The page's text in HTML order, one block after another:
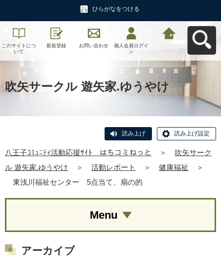
ひらがなをつける
このサイトにつ
いて
新規登録 お問い合わせ
個人会員ログイ
ン
吹矢サークル 遊矢家.ゆうやけ
読み上げ 読み上げ設定
八王子ｺﾐｭﾆﾃｨ活動応援ｻｲﾄ はちコミねっと ＞
吹矢サーク
ル 遊矢家.ゆうやけ
＞ 活動レポート ＞ 健康福祉
＞
東浅川福祉センター 5点当て、扇の的
Menu
アーカイブ